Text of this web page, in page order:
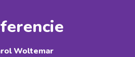
Woltemar